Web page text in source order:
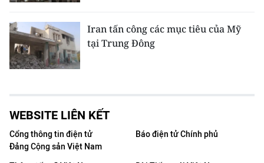
Iran tấn công các mục tiêu của Mỹ
tại Trung Đông
WEBSITE LIÊN KẾT
Cổng thông tin điện tử
Đảng Cộng sản Việt Nam
Báo điện tử Chính phủ